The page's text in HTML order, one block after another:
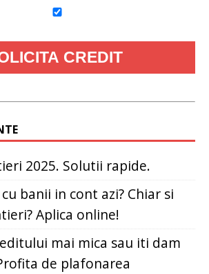
2025. Solutii rapide.
banii in cont azi? Chiar si
Aplica online!
mai mica sau iti dam
de plafonarea